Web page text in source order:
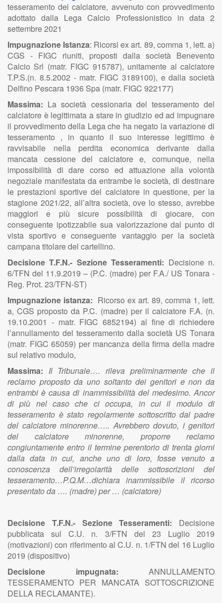
tesseramento del calciatore, avvenuto con provvedimento
adottato dalla Lega Calcio Professionistico in data 2
settembre 2021
Impugnazione Istanza: Ricorsi ex art. 89, comma 1, lett. a)
CGS - FIGC riuniti, proposti dalla società Benevento
Calcio Srl (matr. FIGC 915787), unitamente al calciatore
T.P.S.(n. 8.5.2002 - matr. FIGC 3189100), e dalla società
Delfino Pescara 1936 Spa (matr. FIGC 922177)
Massima: La società cessionaria del tesseramento del
calciatore è legittimata a stare in giudizio ed ad impugnare
il provvedimento della Lega che ha negato la variazione di
tesseramento , in quanto il suo interesse legittimo è
ravvisabile nella perdita economica derivante dalla
mancata cessione del calciatore e, comunque, nella
impossibilità di dare corso ed attuazione alla volontà
negoziale manifestata da entrambe le società, di destinare
le prestazioni sportive del calciatore in questione, per la
stagione 2021/22, all’altra società, ove lo stesso, avrebbe
maggiori e più sicure possibilità di giocare, con
conseguente ipotizzabile sua valorizzazione dal punto di
vista sportivo e conseguente vantaggio per la società
campana titolare del cartellino.
Decisione T.F.N.- Sezione Tesseramenti: Decisione n.
6/TFN del 11.9.2019 – (P.C. (madre) per F.A./ US Tonara -
Reg. Prot. 23/TFN-ST)
Impugnazione istanza: Ricorso ex art. 89, comma 1, lett.
a, CGS proposto da P.C. (madre) per il calciatore F.A. (n.
19.10.2001 - matr. FIGC 6852194) al fine di richiedere
l’annullamento del tesseramento dalla società US Tonara
(matr. FIGC 65059) per mancanza della firma della madre
sul relativo modulo,
Massima: Il Tribunale…. rileva preliminarmente che il
reclamo proposto da uno soltanto dei genitori e non da
entrambi è causa di inammissibilità del medesimo. Ancor
di più nel caso che ci occupa, in cui il modulo di
tesseramento è stato regolarmente sottoscritto dal padre
del calciatore minorenne….. Avrebbero dovuto, i genitori
del calciatore minorenne, proporre reclamo
congiuntamente entro il termine perentorio di trenta giorni
dalla data in cui, anche uno di loro, fosse venuto a
conoscenza dell’irregolarità delle sottoscrizioni del
tesseramento…P.Q.M…dichiara inammissibile il ricorso
presentato da …. (madre) per … (calciatore)
Decisione T.F.N.- Sezione Tesseramenti: Decisione
pubblicata sul C.U. n. 3/FTN del 23 Luglio 2019
(motivazioni) con riferimento al C.U. n. 1/FTN del 16 Luglio
2019 (dispositivo)
Decisione impugnata: ANNULLAMENTO
TESSERAMENTO PER MANCATA SOTTOSCRIZIONE
DELLA RECLAMANTE).